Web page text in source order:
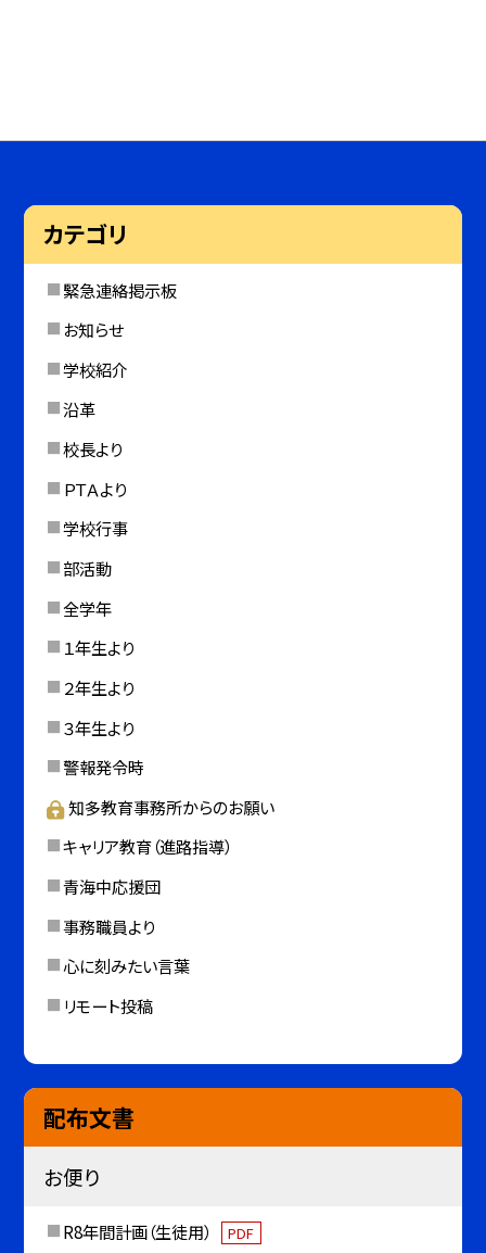
カテゴリ
緊急連絡掲示板
お知らせ
学校紹介
沿革
校長より
ＰＴＡより
学校行事
部活動
全学年
１年生より
２年生より
３年生より
警報発令時
知多教育事務所からのお願い
キャリア教育（進路指導）
青海中応援団
事務職員より
心に刻みたい言葉
リモート投稿
配布文書
お便り
R8年間計画（生徒用） PDF